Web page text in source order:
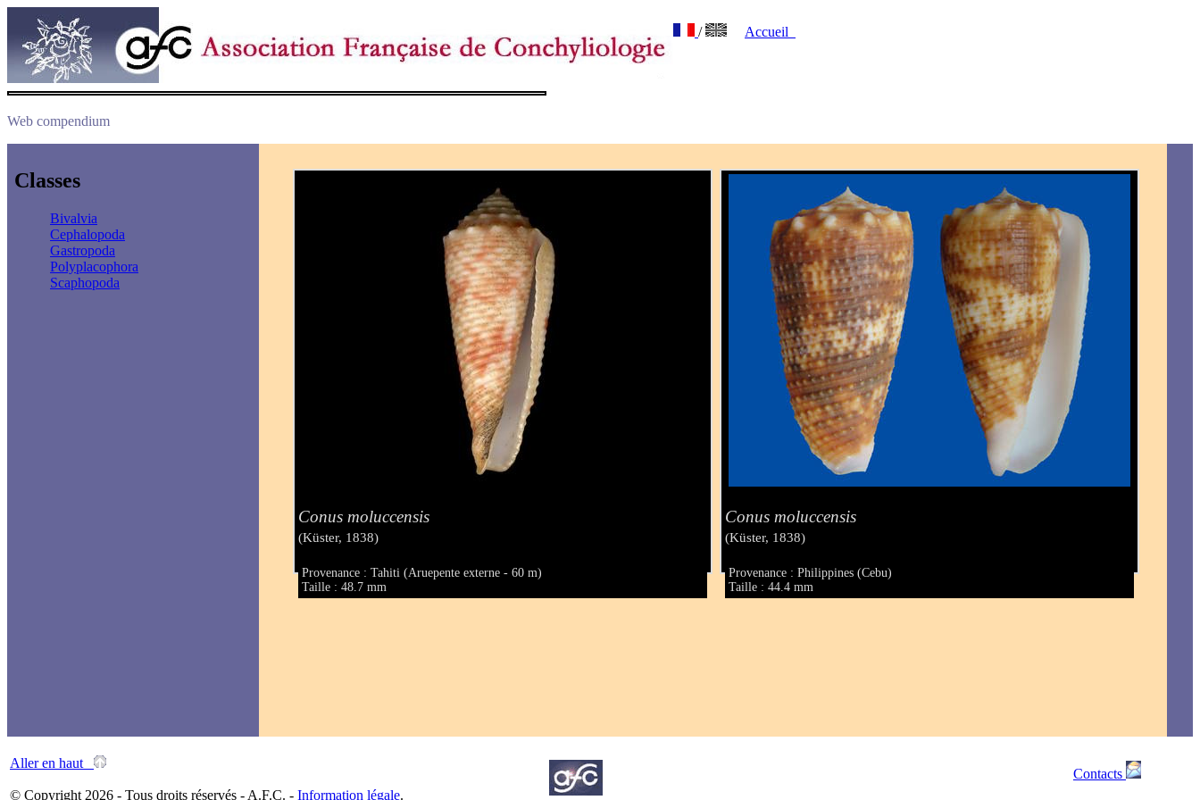
/ Accueil
Web compendium
Classes
Bivalvia
Cephalopoda
Gastropoda
Polyplacophora
Scaphopoda
Conus moluccensis
(Küster, 1838)
Provenance : Tahiti (Aruepente externe - 60 m)
Taille : 48.7 mm
Conus moluccensis
(Küster, 1838)
Provenance : Philippines (Cebu)
Taille : 44.4 mm
Aller en haut
© Copyright 2026 - Tous droits réservés - A.F.C. - Information légale.
Contacts